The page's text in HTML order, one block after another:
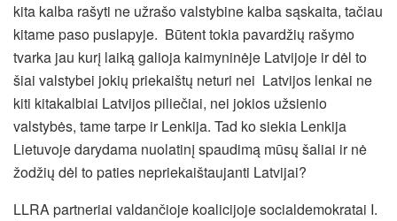
kita kalba rašyti ne užrašo valstybine kalba sąskaita, tačiau
kitame paso puslapyje. Būtent tokia pavardžių rašymo
tvarka jau kurį laiką galioja kaimyninėje Latvijoje ir dėl to
šiai valstybei jokių priekaištų neturi nei Latvijos lenkai ne
kiti kitakalbiai Latvijos piliečiai, nei jokios užsienio
valstybės, tame tarpe ir Lenkija. Tad ko siekia Lenkija
Lietuvoje darydama nuolatinį spaudimą mūsų šaliai ir nė
žodžių dėl to paties nepriekaištaujanti Latvijai?
LLRA partneriai valdančioje koalicijoje socialdemokratai I.